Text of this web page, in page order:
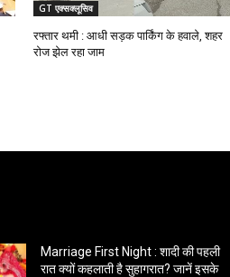
GT एक्सक्लूसिव
रफ्तार थमी : आधी सड़क पार्किंग के हवाले, शहर
रोज झेल रहा जाम
Marriage First Night : शादी की पहली
रात क्यों कहलाती है सुहागरात? जानें इसके